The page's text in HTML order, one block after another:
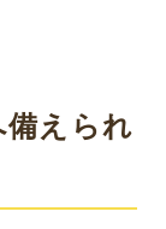
備えられ